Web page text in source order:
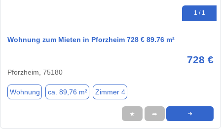
1 / 1
Wohnung zum Mieten in Pforzheim 728 € 89.76 m²
728 €
Pforzheim, 75180
Wohnung ca. 89,76 m² Zimmer 4
★ ➦ ➜